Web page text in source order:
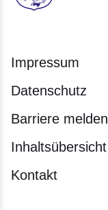
Hessen -
Impressum
Datenschutz
Barriere melden
Inhaltsübersicht
Kontakt